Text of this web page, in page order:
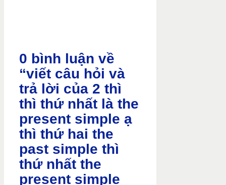
0 bình luận về
“viết câu hỏi và
trả lời của 2 thì
thì thứ nhất là the
present simple ạ
thì thứ hai the
past simple thì
thứ nhất the
present simple